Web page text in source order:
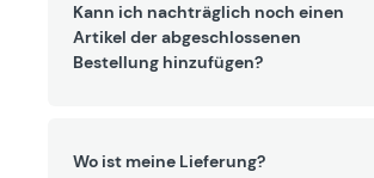
Kann ich nachträglich noch einen
Artikel der abgeschlossenen
Bestellung hinzufügen?
Wo ist meine Lieferung?